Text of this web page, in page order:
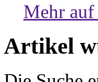
Mehr
Artikel